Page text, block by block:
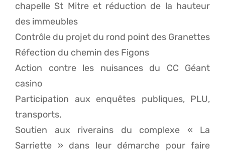
chapelle St Mitre et réduction de la hauteur
des immeubles
Contrôle du projet du rond point des Granettes
Réfection du chemin des Figons
Action contre les nuisances du CC Géant
casino
Participation aux enquêtes publiques, PLU,
transports,
Soutien aux riverains du complexe « La
Sarriette » dans leur démarche pour faire